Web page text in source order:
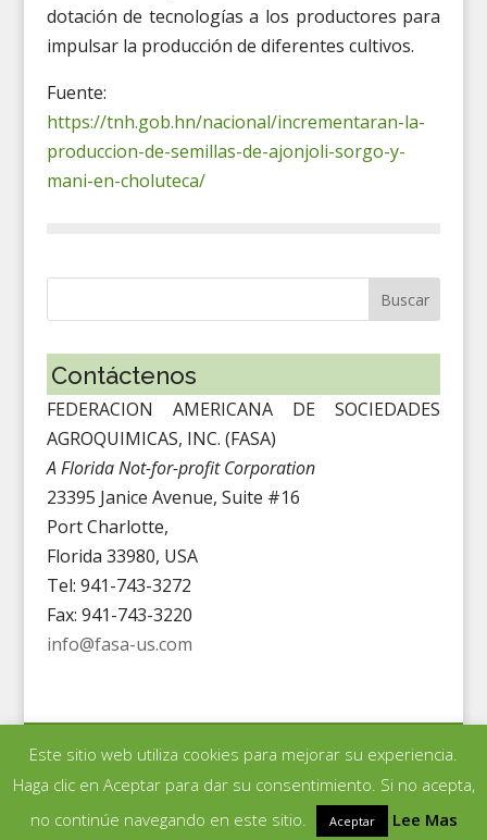
dotación de tecnologías a los productores para
impulsar la producción de diferentes cultivos.
Fuente:
https://tnh.gob.hn/nacional/incrementaran-la-
produccion-de-semillas-de-ajonjoli-sorgo-y-
mani-en-choluteca/
Contáctenos
FEDERACION AMERICANA DE SOCIEDADES
AGROQUIMICAS, INC. (FASA)
A Florida Not-for-profit Corporation
23395 Janice Avenue, Suite #16
Port Charlotte,
Florida 33980, USA
Tel: 941-743-3272
Fax: 941-743-3220
info@fasa-us.com
Derechos de autor©2014-2026 by Federación Americana de
Sociedades Agroquímicas (FASA). Todos los derechos
reservados.Siteo porCeJay Associates, LLC
Este sitio web utiliza cookies para mejorar su experiencia.
Haga clic en Aceptar para dar su consentimiento. Si no acepta,
no continúe navegando en este sitio.
Aceptar Lee Mas